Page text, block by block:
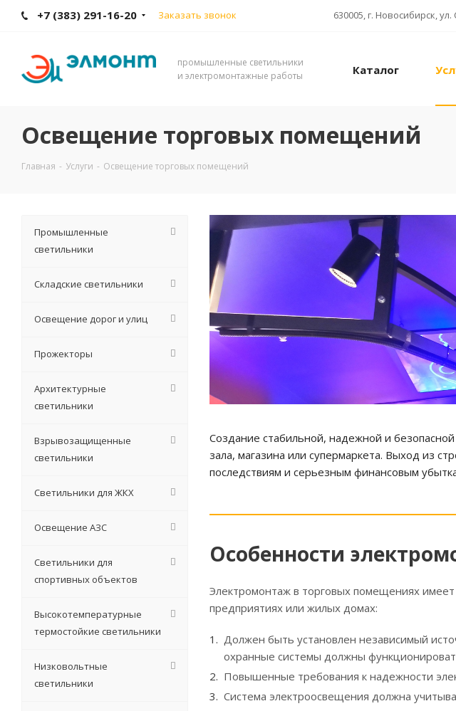
+7 (383) 291-16-20 Заказать звонок 630005, г. Новосибирск,
промышленные светильники
и электромонтажные работы
Каталог
Освещение торговых помещений
Главная - Услуги - Освещение торговых помещений
Создание стабильной, надежной и
зала, магазина или супермаркета. Выход из
последствиям и серьезным финансовым
Особенности
Электромонтаж в торговых помещениях
предприятиях или жилых домах:
Должен быть установлен независимый
охранные системы должны
Повышенные требования к надежности
Система электроосвещения должна
Промышленные
светильники
Складские светильники
Освещение дорог и улиц
Прожекторы
Архитектурные
светильники
Взрывозащищенные
светильники
Светильники для ЖКХ
Освещение АЗС
Светильники для
спортивных объектов
Высокотемпературные
термостойкие светильники
Низковольтные
светильники